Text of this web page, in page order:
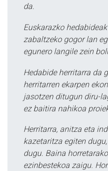
da.
Euskarazko
zabaltzeko gogor lan
egunero langile zein
Hedabide herritarra da
herritarren ekarpen
jasotzen ditugun diru-
ez baitira nahikoa
Herritarra, anitza eta
kazetaritza egiten
dugu. Baina
ezinbestekoa zaigu.